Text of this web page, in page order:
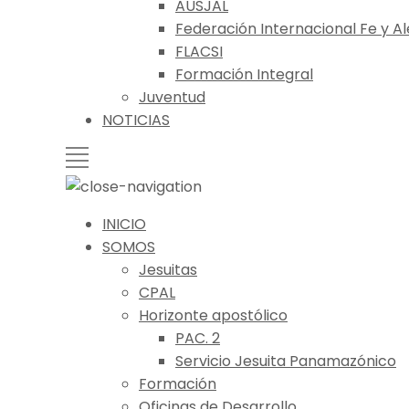
AUSJAL
Federación Internacional Fe y
FLACSI
Formación Integral
Juventud
NOTICIAS
INICIO
SOMOS
Jesuitas
CPAL
Horizonte apostólico
PAC. 2
Servicio Jesuita Panamazónico
Formación